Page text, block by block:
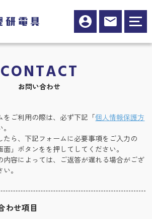
CONTACT
お問い合わせ
をご利用の際は、必ず下記「個人情報保護方
たら、下記フォームに必要事項をご入力の
」ボタンをを押してしてください。
内容によっては、ご返答が遅れる場合がござ
。
わせ項目